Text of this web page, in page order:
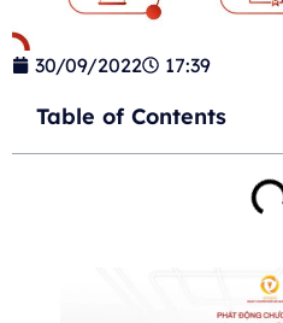
30/09/2022 17:39
Table of Contents